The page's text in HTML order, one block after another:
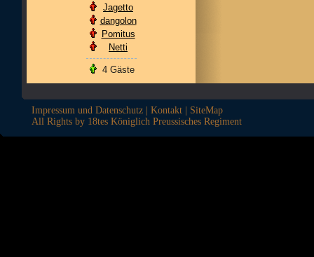
Jagetto
dangolon
Pomitus
Netti
4 Gäste
Impressum und Datenschutz Kontakt
SiteMap
All Rights by 18tes Königlich Preussisches Regiment